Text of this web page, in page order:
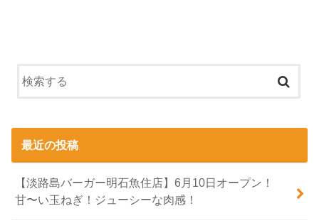
最近の投稿
【淡路島バーガー明石魚住店】6月10日オープン！
甘〜い玉ねぎ！ジューシーな肉感！